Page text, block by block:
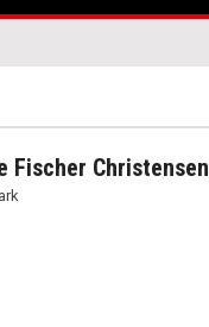
Fischer Christensen